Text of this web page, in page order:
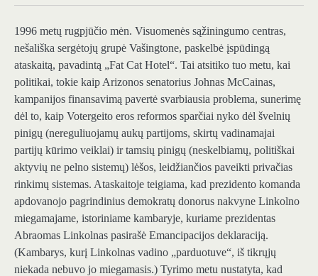
1996 metų rugpjūčio mėn. Visuomenės sąžiningumo centras,
nešališka sergėtojų grupė Vašingtone, paskelbė įspūdingą
ataskaitą, pavadintą „Fat Cat Hotel“. Tai atsitiko tuo metu, kai
politikai, tokie kaip Arizonos senatorius Johnas McCainas,
kampanijos finansavimą pavertė svarbiausia problema, sunerimę
dėl to, kaip Votergeito eros reformos sparčiai nyko dėl švelnių
pinigų (nereguliuojamų aukų partijoms, skirtų vadinamajai
partijų kūrimo veiklai) ir tamsių pinigų (neskelbiamų, politiškai
aktyvių ne pelno sistemų) lėšos, leidžiančios paveikti privačias
rinkimų sistemas. Ataskaitoje teigiama, kad prezidento komanda
apdovanojo pagrindinius demokratų donorus nakvyne Linkolno
miegamajame, istoriniame kambaryje, kuriame prezidentas
Abraomas Linkolnas pasirašė Emancipacijos deklaraciją.
(Kambarys, kurį Linkolnas vadino „parduotuve“, iš tikrųjų
niekada nebuvo jo miegamasis.) Tyrimo metu nustatyta, kad